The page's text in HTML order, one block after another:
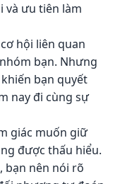
và ưu tiên làm
hội liên quan
bạn. Nhưng
bạn quyết
nay đi cùng sự
giác muốn giữ
được thấu hiểu.
bạn nên nói rõ